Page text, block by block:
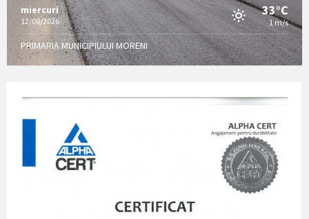
miercuri
12/08/2026
33°C
1 m/s
PRIMARIA MUNICIPIULUI MORENI